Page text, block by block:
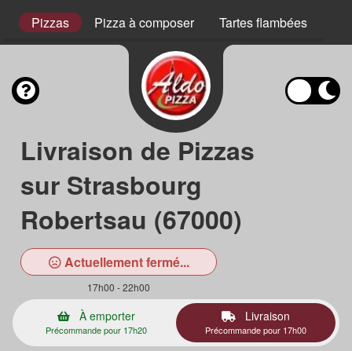
Pizzas Pizza à composer Tartes flambées
Livraison de Pizzas
sur Strasbourg
Robertsau (67000)
Actuellement fermé...
17h00 - 22h00
À emporter
Précommande pour 17h20
Livraison
Précommande pour 17h00